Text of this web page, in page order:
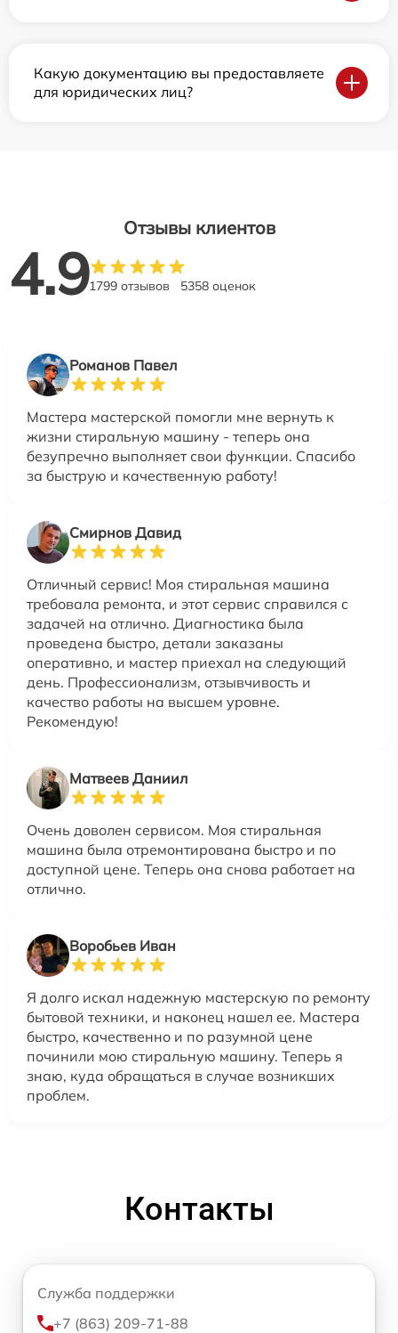
Какую документацию вы предоставляете
для юридических лиц?
Отзывы клиентов
4.91799 отзывов 5358 оценок
Романов Павел
Мастера мастерской помогли мне вернуть к
жизни стиральную машину - теперь она
безупречно выполняет свои функции. Спасибо
за быструю и качественную работу!
Смирнов Давид
Отличный сервис! Моя стиральная машина
требовала ремонта, и этот сервис справился с
задачей на отлично. Диагностика была
проведена быстро, детали заказаны
оперативно, и мастер приехал на следующий
день. Профессионализм, отзывчивость и
качество работы на высшем уровне.
Рекомендую!
Матвеев Даниил
Очень доволен сервисом. Моя стиральная
машина была отремонтирована быстро и по
доступной цене. Теперь она снова работает на
отлично.
Воробьев Иван
Я долго искал надежную мастерскую по ремонту
бытовой техники, и наконец нашел ее. Мастера
быстро, качественно и по разумной цене
починили мою стиральную машину. Теперь я
знаю, куда обращаться в случае возникших
проблем.
Контакты
Служба поддержки
+7 (863) 209-71-88